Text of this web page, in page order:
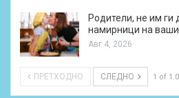
Родители, не им ги
намирници на
Авг 4, 2026
ПРЕТХОДНО СЛЕДНО 1 of